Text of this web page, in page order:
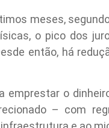
meses,
o pico dos
então, há
emprestar o
– com